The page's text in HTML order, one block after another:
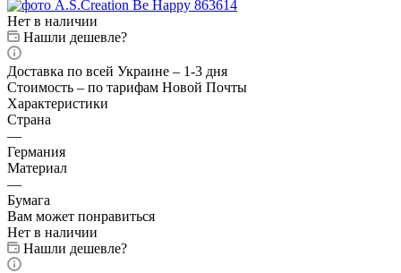
Нет в наличии
Нашли дешевле?
Доставка по всей Украине – 1-3 дня
Стоимость – по тарифам Новой Почты
Характеристики
Страна
—
Германия
Материал
—
Бумага
Вам может понравиться
Нет в наличии
Нашли дешевле?